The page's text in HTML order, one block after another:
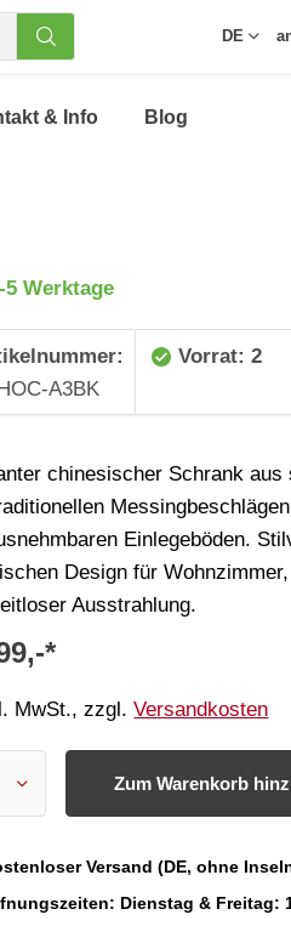
DE
& Info Blog
5 Werktage
A3BK
Vorrat: 2
chinesischer Schrank
Einlegeböden.
Design für
Ausstrahlung.
*
MwSt., zzgl.Versandkosten
Zum Warenkorb
Versand (DE, ohne
Dienstag & Freitag: